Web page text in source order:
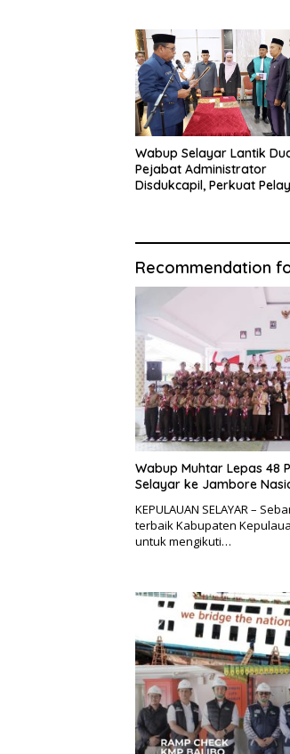
Wabup Selayar Lantik
Pejabat Administrator
Disdukcapil, Perkuat
Recommendation
Wabup Muhtar Lepas 48
Selayar ke Jambore
KEPULAUAN SELAYAR –
terbaik Kabupaten
untuk mengikuti…